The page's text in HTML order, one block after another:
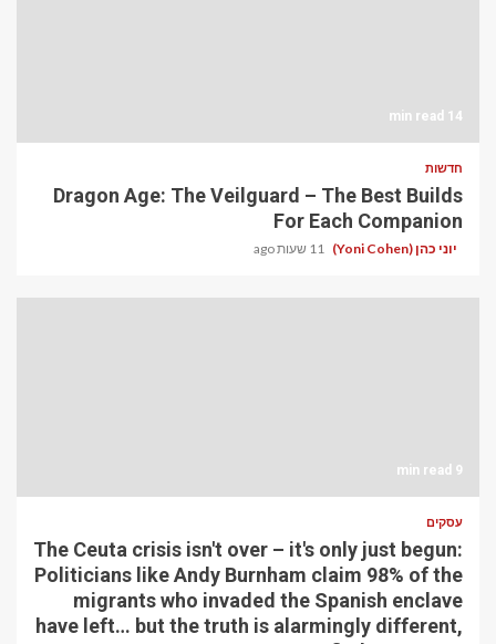
14 min read
חדשות
Dragon Age: The Veilguard – The Best Builds
For Each Companion
יוני כהן (Yoni Cohen) 11 שעות ago
9 min read
עסקים
The Ceuta crisis isn't over – it's only just begun:
Politicians like Andy Burnham claim 98% of the
migrants who invaded the Spanish enclave
have left… but the truth is alarmingly different,